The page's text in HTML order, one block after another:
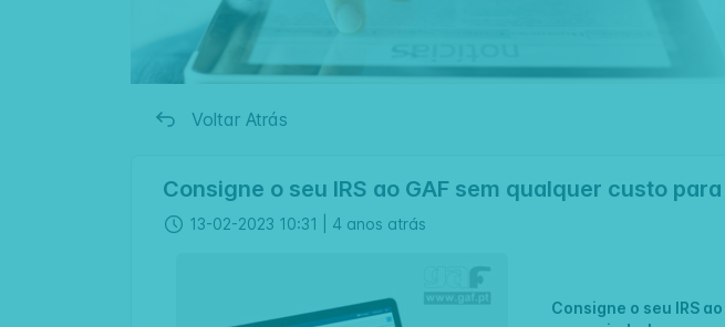
Voltar Atrás
Consigne o seu IRS ao GAF sem qualquer custo
13-02-2023 10:31 | 4 anos atrás
Consigne o seu IRS ao